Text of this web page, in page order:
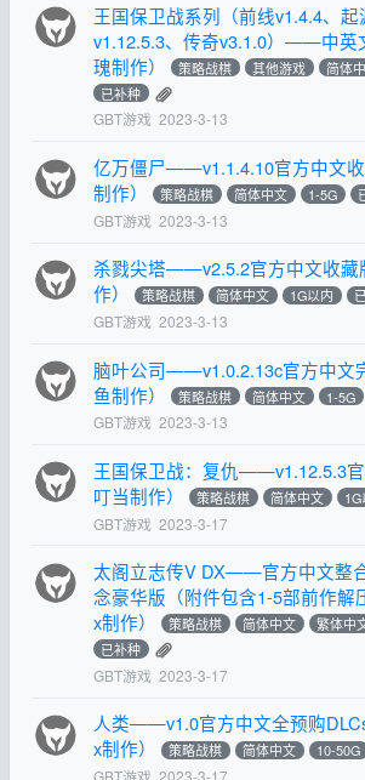
王国保卫战系列（前线v1.4.4、起
v1.12.5.3、传奇v3.1.0）——中英
瑰制作）
策略战棋 其他游戏 简体
已补种
GBT游戏 2023-3-13
亿万僵尸——v1.1.4.10官方中文
制作）
策略战棋 简体中文 1-5G
GBT游戏 2023-3-13
杀戮尖塔——v2.5.2官方中文收藏
作）
策略战棋 简体中文 1G以内
GBT游戏 2023-3-13
脑叶公司——v1.0.2.13c官方中文
鱼制作）
策略战棋 简体中文 1-5G
GBT游戏 2023-3-13
王国保卫战：复仇——v1.12.5.3
叮当制作）
策略战棋 简体中文
GBT游戏 2023-3-17
太阁立志传V DX——官方中文整
念豪华版（附件包含1-5部前作解
x制作）
策略战棋 简体中文 繁体中
已补种
GBT游戏 2023-3-17
人类——v1.0官方中文全预购
x制作）
策略战棋 简体中文 10-50G